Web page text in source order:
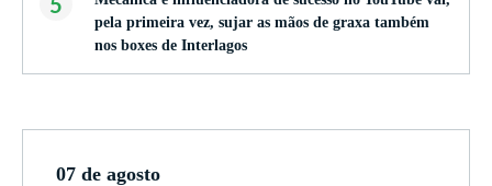
pela primeira vez, sujar as mãos de graxa também
nos boxes de Interlagos
07 de agosto